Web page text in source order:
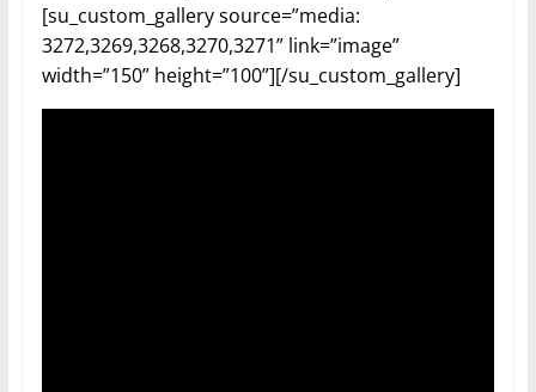
[su_custom_gallery source=”media:
3272,3269,3268,3270,3271” link=”image”
width=”150” height=”100”][/su_custom_gallery]